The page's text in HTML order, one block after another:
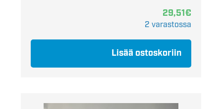
29,51€
2 varastossa
Lisää ostoskoriin